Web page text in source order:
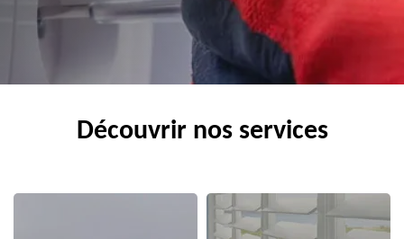
Découvrir nos services